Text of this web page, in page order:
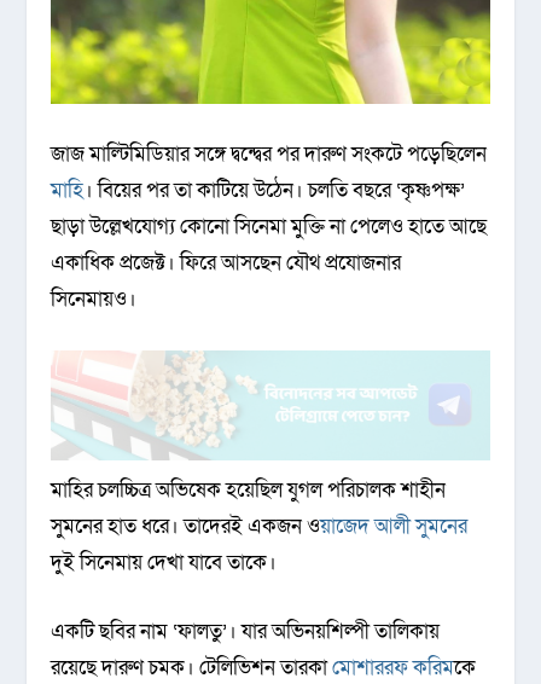
জাজ মাল্টিমিডিয়ার সঙ্গে দ্বন্দ্বের পর দারুণ সংকটে পড়েছিলেন
মাহি। বিয়ের পর তা কাটিয়ে উঠেন। চলতি বছরে ‘কৃষ্ণপক্ষ’
ছাড়া উল্লেখযোগ্য কোনো সিনেমা মুক্তি না পেলেও হাতে আছে
একাধিক প্রজেক্ট। ফিরে আসছেন যৌথ প্রযোজনার
সিনেমায়ও।
মাহির চলচ্চিত্র অভিষেক হয়েছিল যুগল পরিচালক শাহীন
সুমনের হাত ধরে। তাদেরই একজন ওয়াজেদ আলী সুমনের
দুই সিনেমায় দেখা যাবে তাকে।
একটি ছবির নাম ‘ফালতু’। যার অভিনয়শিল্পী তালিকায়
রয়েছে দারুণ চমক। টেলিভিশন তারকামোশাররফ করিমকে